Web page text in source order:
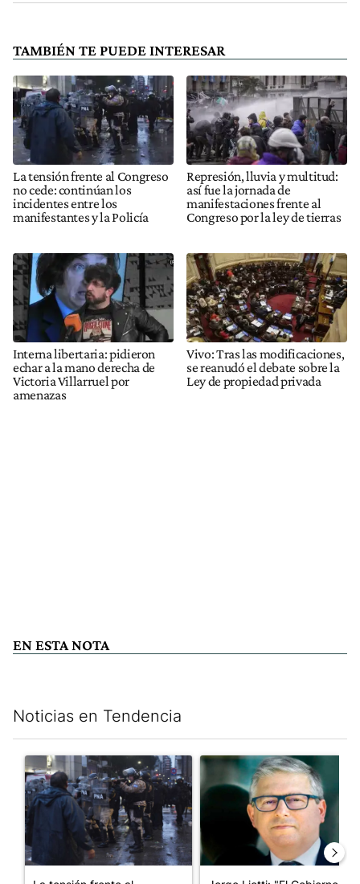
TAMBIÉN TE PUEDE INTERESAR
La tensión frente al Congreso
no cede: continúan los
incidentes entre los
manifestantes y la Policía
Represión, lluvia y multitud:
así fue la jornada de
manifestaciones frente al
Congreso por la ley de tierras
Interna libertaria: pidieron
echar a la mano derecha de
Victoria Villarruel por
amenazas
Vivo: Tras las modificaciones,
se reanudó el debate sobre la
Ley de propiedad privada
EN ESTA NOTA
Noticias en Tendencia
Un artículo de tendencia con el título "La tensión frente al
Un artículo de tendencia con